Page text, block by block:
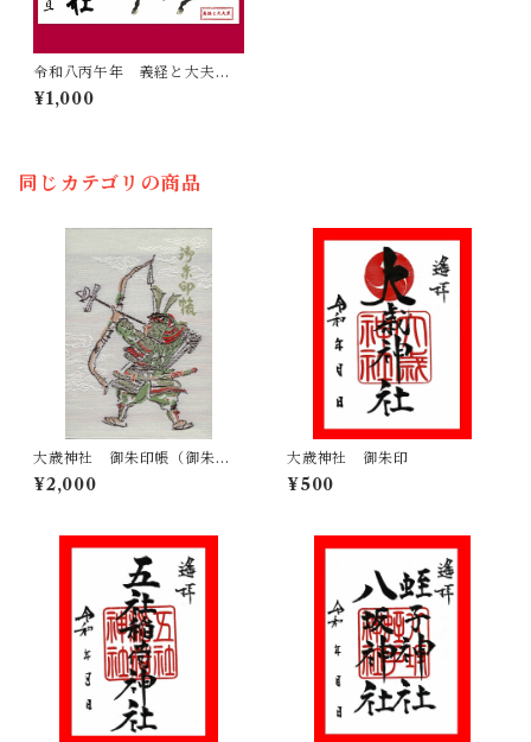
令和八丙午年 義経と大夫黒
御朱印
¥1,000
同じカテゴリの商品
大歳神社 御朱印帳（御朱印
入り／特別義経印あり）
¥2,000
大歳神社 御朱印
¥500